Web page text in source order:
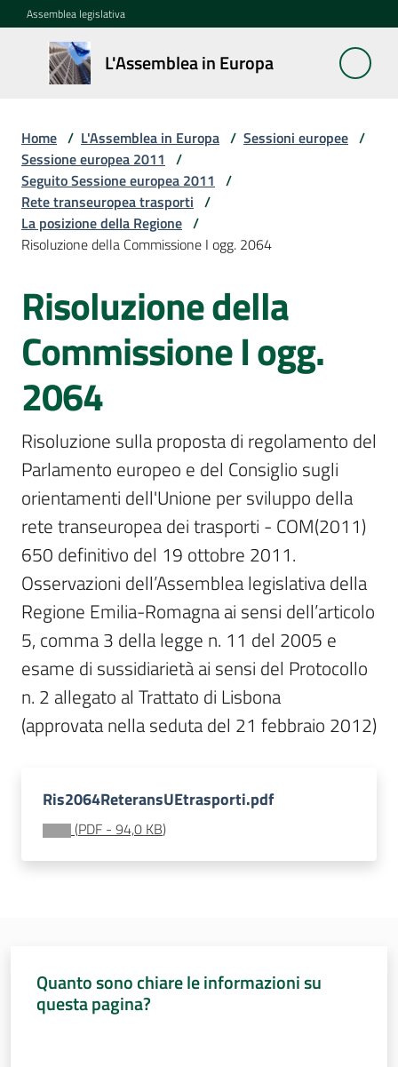
Vai al contenuto
Vai alla navigazione
Vai al footer
Assemblea legislativa
L'Assemblea in Europa
L'Assemblea
in Europa
Cos'è
la
Sessione
europea
Rete
europea
regionale
Le
Sessioni
Menu selezionato
Notizie
Assemblea
legislativa
Assemblea
Attività
Per i media
Per i cittadini
Home / L'Assemblea in Europa / Sessioni europee /
Sessione europea 2011 /
Seguito Sessione europea 2011 /
Rete transeuropea trasporti /
La posizione della Regione /
Risoluzione della Commissione I ogg. 2064
Risoluzione della
Commissione I ogg.
2064
Risoluzione sulla proposta di regolamento del
Parlamento europeo e del Consiglio sugli
orientamenti dell'Unione per sviluppo della
rete transeuropea dei trasporti - COM(2011)
650 definitivo del 19 ottobre 2011.
Osservazioni dell’Assemblea legislativa della
Regione Emilia-Romagna ai sensi dell’articolo
5, comma 3 della legge n. 11 del 2005 e
esame di sussidiarietà ai sensi del Protocollo
n. 2 allegato al Trattato di Lisbona
(approvata nella seduta del 21 febbraio 2012)
Ris2064ReteransUEtrasporti.pdf
(PDF - 94,0 KB)
Quanto sono chiare le informazioni su
questa pagina?